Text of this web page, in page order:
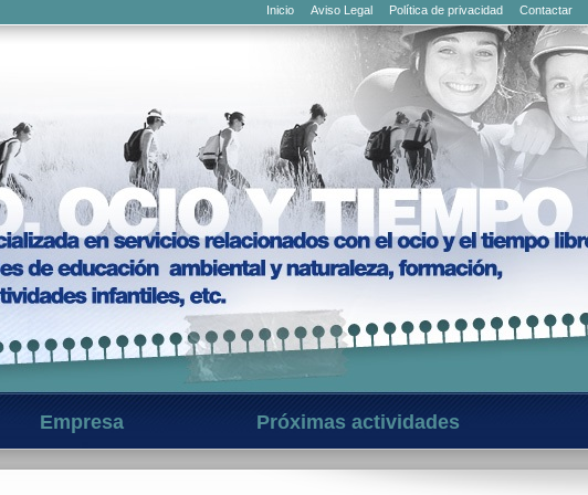
Inicio Aviso Legal Política de privacidad Contactar
Empresa Próximas actividades